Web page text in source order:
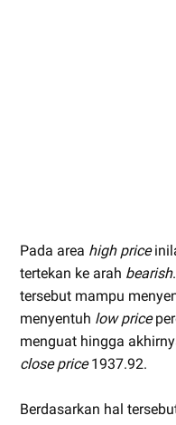
Pada area high price
tertekan ke arah bearish
tersebut mampu
menyentuh low price
menguat hingga
close price1937.92.
Berdasarkan hal